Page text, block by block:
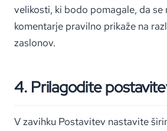
velikosti, ki bodo pomagale, da se
komentarje pravilno prikaže na
zaslonov.
4. Prilagodite
V zavihku Postavitev nastavite